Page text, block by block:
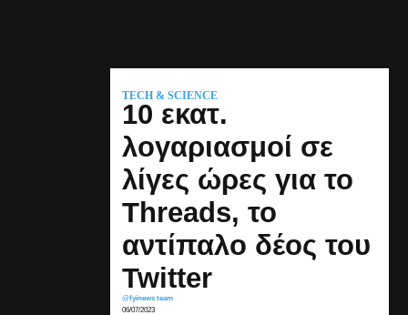
TECH & SCIENCE
10 εκατ.
λογαριασμοί σε
λίγες ώρες για το
Threads, το
αντίπαλο δέος του
Twitter
@fyinews team
06/07/2023